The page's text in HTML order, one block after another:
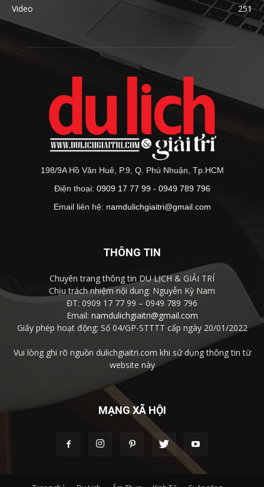
Video
251
198/9A Hồ Văn Huê, P.9, Q. Phú Nhuận, Tp.HCM
Điện thoại: 0909 17 77 99 - 0949 789 796
Email liên hệ: namdulichgiaitri@gmail.com
THÔNG TIN
Chuyên trang thông tin DU LỊCH & GIẢI TRÍ
Chịu trách nhiệm nội dung: Nguyễn Kỳ Nam
ĐT: 0909 17 77 99 – 0949 789 796
Email: namdulichgiaitri@gmail.com
Giấy phép hoạt động: Số 04/GP-STTTT cấp ngày 20/01/2022
Vui lòng ghi rõ nguồn dulichgiaitri.com khi sử dụng thông tin từ
website này
MẠNG XÃ HỘI